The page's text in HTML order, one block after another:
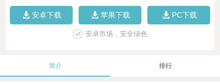
安卓下载 苹果下载 PC下载
安卓市场，安全绿色
简介 排行